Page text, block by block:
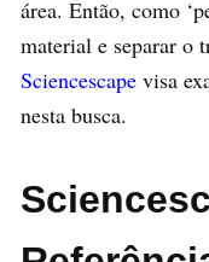
área. Então, como
material e separar o
Sciencescape visa
nesta busca.